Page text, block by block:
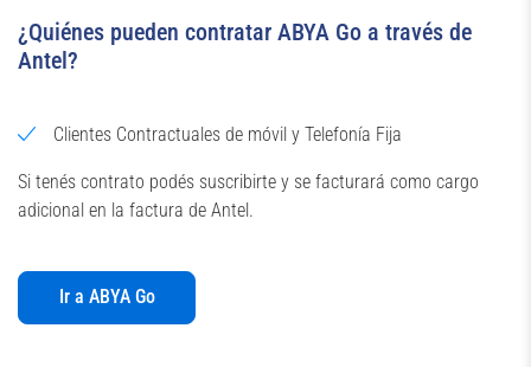
¿Quiénes pueden contratar ABYA Go a través de
Antel?
Clientes Contractuales de móvil y Telefonía Fija
Si tenés contrato podés suscribirte y se facturará como cargo
adicional en la factura de Antel.
Ir a ABYA Go